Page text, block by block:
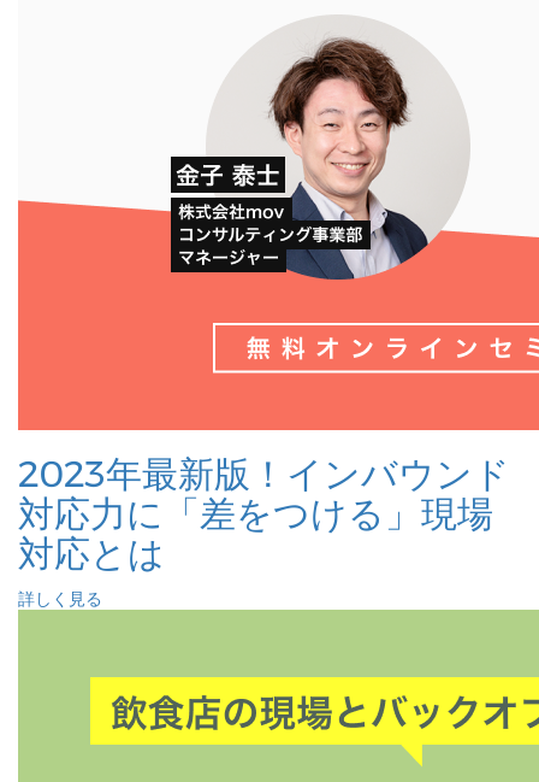
2023年最新版！インバウンド
対応力に「差をつける」現場
対応とは
詳しく見る